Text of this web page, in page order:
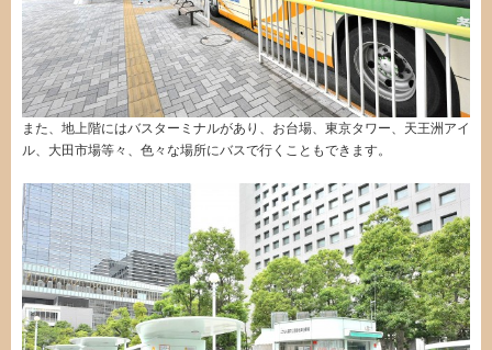
また、地上階にはバスターミナルがあり、お台場、東京タワー、天王洲アイ
ル、大田市場等々、色々な場所にバスで行くこともできます。